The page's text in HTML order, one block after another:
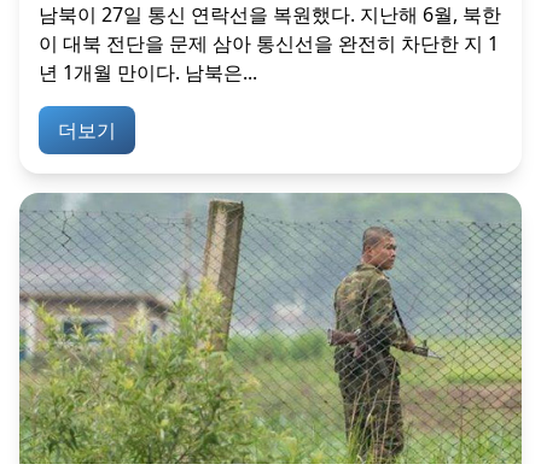
남북이 27일 통신 연락선을 복원했다. 지난해 6월, 북한
이 대북 전단을 문제 삼아 통신선을 완전히 차단한 지 1
년 1개월 만이다. 남북은...
더보기